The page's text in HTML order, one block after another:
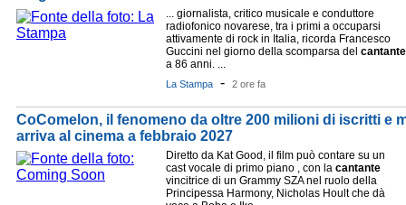
... giornalista, critico musicale e conduttore
radiofonico novarese, tra i primi a occuparsi
attivamente di rock in Italia, ricorda Francesco
Guccini nel giorno della scomparsa del cantante
a 86 anni. ...
La Stampa - 2 ore fa
CoComelon, il fenomeno da oltre 200 milioni di iscritti e
arriva al cinema a febbraio 2027
Diretto da Kat Good, il film può contare su un
cast vocale di primo piano , con la cantante
vincitrice di un Grammy SZA nel ruolo della
Principessa Harmony, Nicholas Hoult che dà